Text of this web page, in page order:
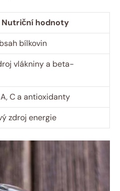
Nutriční hodnoty
bílkovin
vlákniny a beta-
C a antioxidanty
zdroj energie